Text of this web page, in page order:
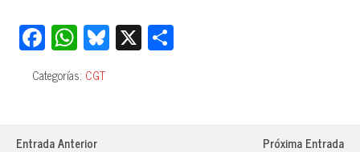
Fa
ce
bo
ok
W
ha
ts
A
pp
Bl
ue
y
X
pa
Categorías: CGT
Entrada Anterior Próxima Entrada